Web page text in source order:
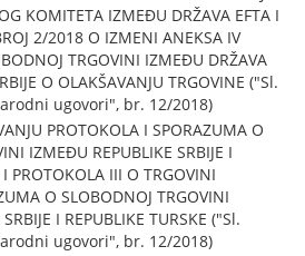
KOMITETA IZMEĐU DRŽAVA EFTA I
2/2018 O IZMENI ANEKSA IV
TRGOVINI IZMEĐU DRŽAVA
O OLAKŠAVANJU TRGOVINE ("Sl.
ugovori", br. 12/2018)
PROTOKOLA I SPORAZUMA O
IZMEĐU REPUBLIKE SRBIJE I
I PROTOKOLA III O TRGOVINI
O SLOBODNOJ TRGOVINI
I REPUBLIKE TURSKE ("Sl.
ugovori", br. 12/2018)